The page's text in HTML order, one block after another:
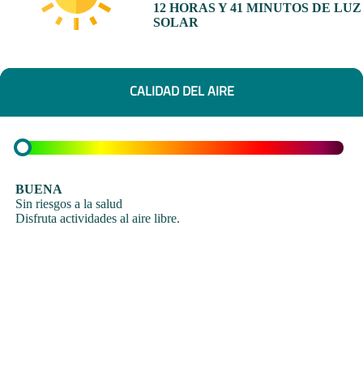
12 HORAS Y 41 MINUTOS DE LUZ
SOLAR
CALIDAD DEL AIRE
BUENA
Sin riesgos a la salud
Disfruta actividades al aire libre.